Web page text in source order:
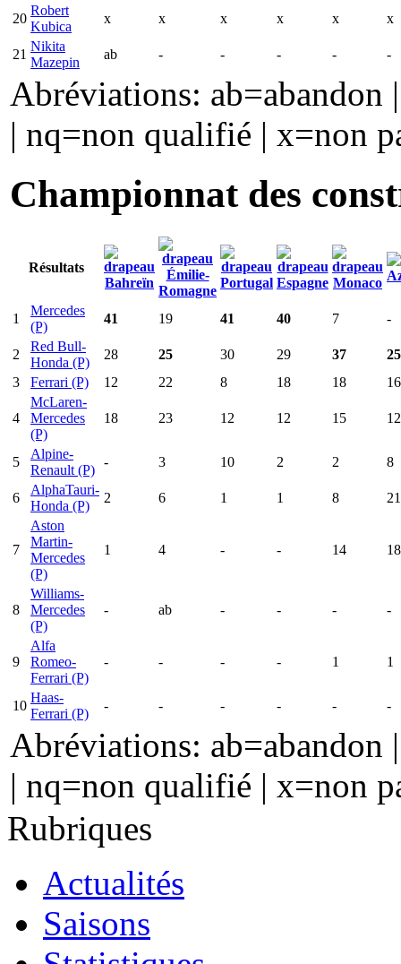
20
Robert
Kubica
x x x x x x
21
Nikita
Mazepin
ab - - - - -
Abréviations:
| nq=non qualifié | x=non
Championnat des
Résultats
1
Mercedes
(P)
41 19 41 40 7 -
2
Red Bull-
Honda (P)
28 25 30 29 37
25
3
Ferrari (P) 12 22 8 18 18 16
4
McLaren-
Mercedes
(P)
18 23 12 12 15 12
5
Alpine-
Renault (P)
- 3 10 2 2 8
6
AlphaTauri-
Honda (P)
2 6 1 1 8 21
7
Aston
Martin-
Mercedes
(P)
1 4 - - 14 18
8
Williams-
Mercedes
(P)
- ab - - - -
9
Alfa
Romeo-
Ferrari (P)
- - - - 1 1
10
Haas-
Ferrari (P)
- - - - - -
Abréviations:
| nq=non qualifié | x=non
Rubriques
Actualités
Saisons